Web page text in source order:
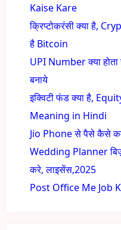
Kaise Kare
क्रिप्टोकरंसी क्या है,
है Bitcoin
UPI Number क्या
बनाये
इक्विटी फंड क्या है,
Meaning in Hindi
Jio Phone से पैसे कैसे
Wedding Planner
करे, लाइसेंस,2025
Post Office Me Job